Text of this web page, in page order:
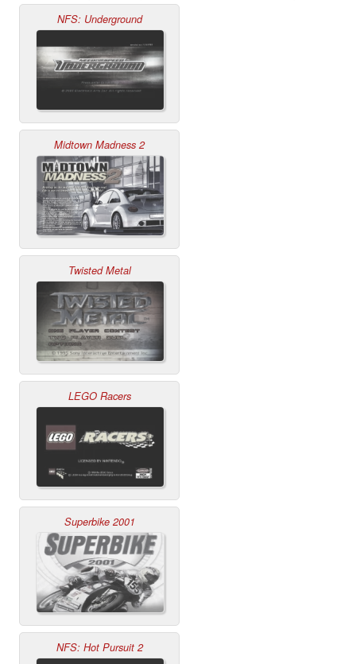
NFS: Underground
Midtown Madness 2
Twisted Metal
LEGO Racers
Superbike 2001
NFS: Hot Pursuit 2